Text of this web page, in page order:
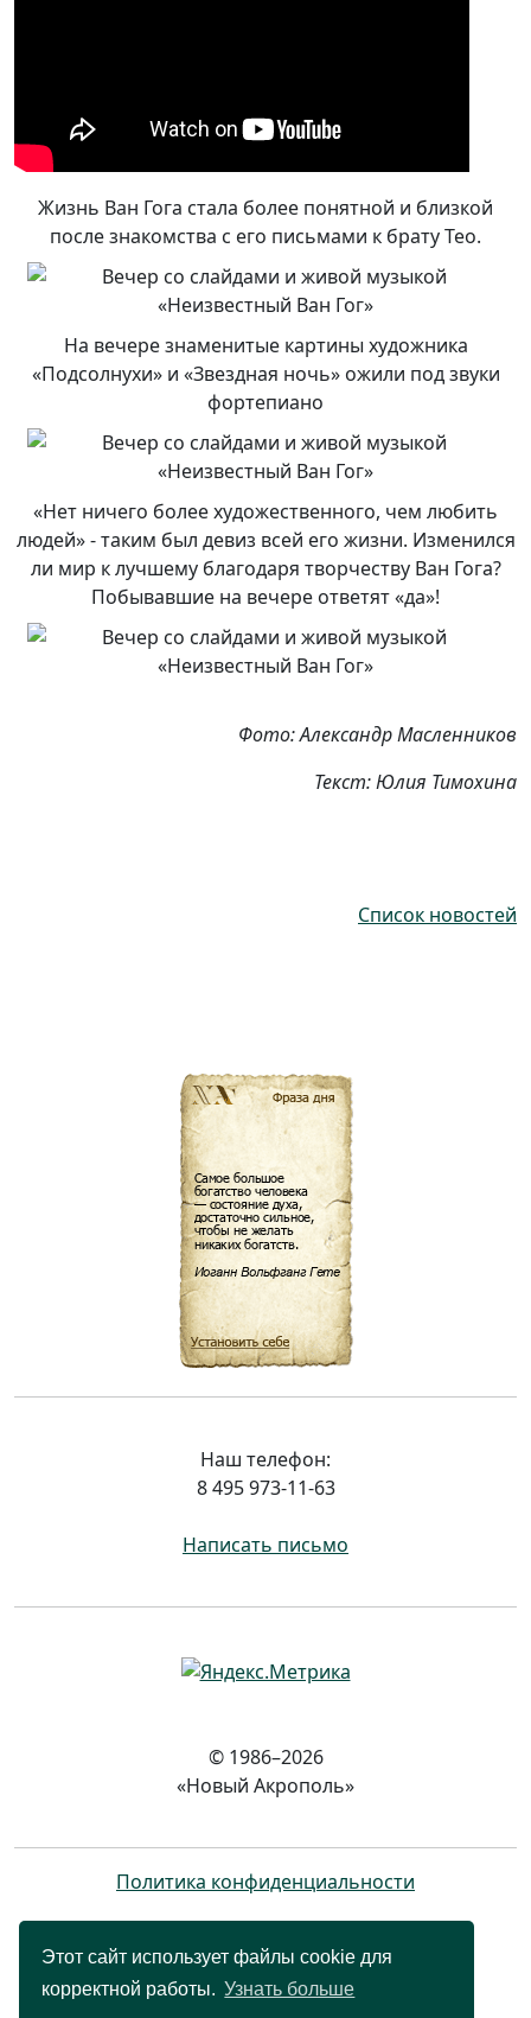
Этот сайт использует файлы cookie для
корректной работы. Узнать больше
Жизнь Ван Гога стала более понятной и близкой
после знакомства с его письмами к брату Тео.
На вечере знаменитые картины художника
«Подсолнухи» и «Звездная ночь» ожили под звуки
фортепиано
«Нет ничего более художественного, чем любить
людей» - таким был девиз всей его жизни. Изменился
ли мир к лучшему благодаря творчеству Ван Гога?
Побывавшие на вечере ответят «да»!
Фото: Александр Масленников
Текст: Юлия Тимохина
Список новостей
Наш телефон:
8 495 973-11-63
Написать письмо
© 1986–2026
«Новый Акрополь»
Политика конфиденциальности